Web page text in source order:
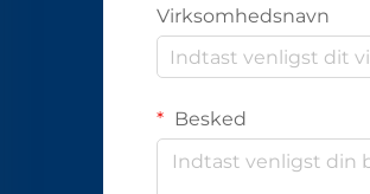
Virksomhedsnavn
Besked